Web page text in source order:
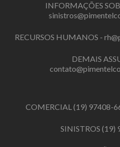
INFORMAÇÕES
RECURSOS HUMANOS -
DEMAIS
COMERCIAL(19) 97408-
SINISTROS (19)